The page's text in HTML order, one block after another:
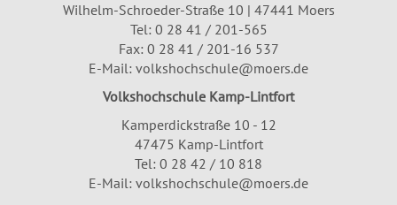
Wilhelm-Schroeder-Straße 10 | 47441 Moers
Tel: 0 28 41 / 201-565
Fax: 0 28 41 / 201-16 537
E-Mail: volkshochschule@moers.de
Volkshochschule Kamp-Lintfort
Kamperdickstraße 10 - 12
47475 Kamp-Lintfort
Tel: 0 28 42 / 10 818
E-Mail: volkshochschule@moers.de